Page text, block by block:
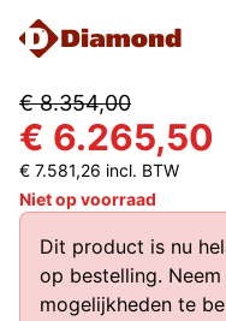
€ 8.354,00
€ 6.265,50
€ 7.581,26 incl. BTW
Niet op voorraad
Dit product is nu
op bestelling.
mogelijkheden te